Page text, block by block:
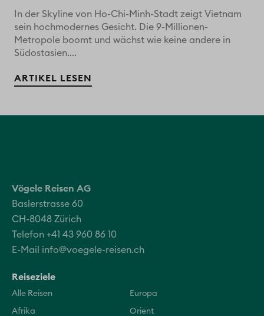
In der Skyline von Ho-Chi-Minh-Stadt zeigt Vietnam
sein hochmodernes Gesicht. Die 9-Millionen-
Metropole boomt und wächst wie keine andere in
Südostasien....
ARTIKEL LESEN
Vögele Reisen AG
Baslerstrasse 60
CH-8048 Zürich
Telefon +41 43 960 86 10
E-Mail info@voegele-reisen.ch
Reiseziele
Alle Reisen Europa
Afrika Orient